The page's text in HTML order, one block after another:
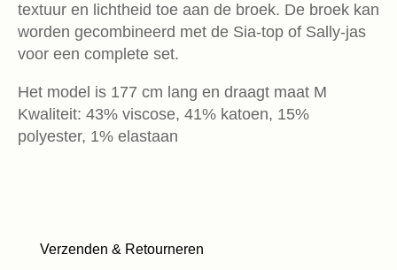
textuur en lichtheid toe aan de broek. De broek kan
worden gecombineerd met de Sia-top of Sally-jas
voor een complete set.
Het model is 177 cm lang en draagt maat M
Kwaliteit: 43% viscose, 41% katoen, 15%
polyester, 1% elastaan
Verzenden & Retourneren